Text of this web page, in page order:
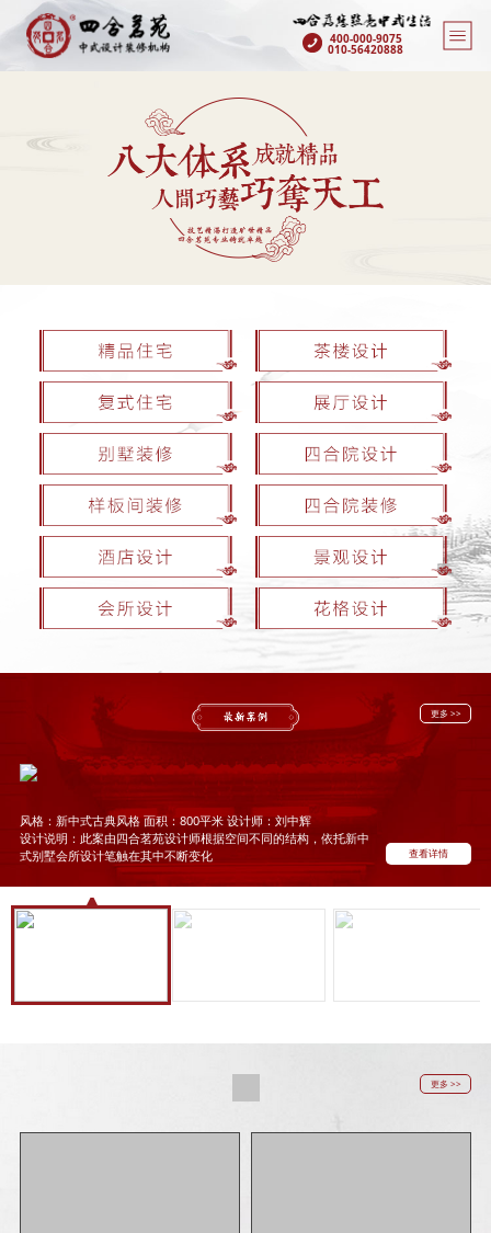
400-000-9075
010-56420888
更多 >>
风格：新中式古典风格 面积：800平米 设计师：刘中辉
设计说明：此案由四合茗苑设计师根据空间不同的结构，依托新中
式别墅会所设计笔触在其中不断变化
查看详情
更多 >>